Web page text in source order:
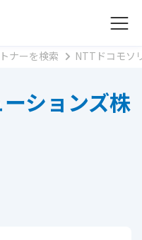
ナーを検索 NTTドコモソ
ションズ株